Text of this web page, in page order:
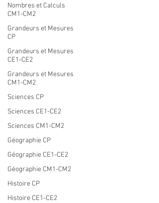
Nombres et Calculs
CM1-CM2
Grandeurs et Mesures
CP
Grandeurs et Mesures
CE1-CE2
Grandeurs et Mesures
CM1-CM2
Sciences CP
Sciences CE1-CE2
Sciences CM1-CM2
Géographie CP
Géographie CE1-CE2
Géographie CM1-CM2
Histoire CP
Histoire CE1-CE2